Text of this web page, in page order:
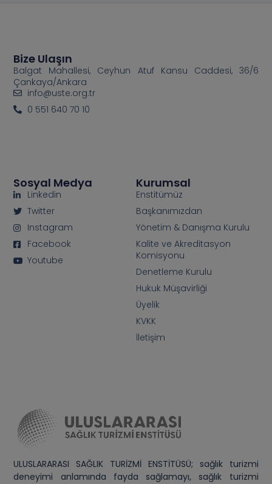
ULUSLARARASI SAĞLIK TURİZMİ ENSTİTÜSÜ; sağlık turizmi
deneyimi anlamında fayda sağlamayı, sağlık turizmi
Kurumsal
Enstitümüz
Başkanımızdan
Yönetim & Danışma Kurulu
Kalite ve Akreditasyon
Komisyonu
Denetleme Kurulu
Hukuk Müşavirliği
Üyelik
KVKK
İletişim
Sosyal Medya
Linkedin
Twitter
Instagram
Facebook
Youtube
Bize Ulaşın
Balgat Mahallesi, Ceyhun Atuf Kansu Caddesi, 36/6
Çankaya/Ankara
info@uste.org.tr
0 551 640 70 10